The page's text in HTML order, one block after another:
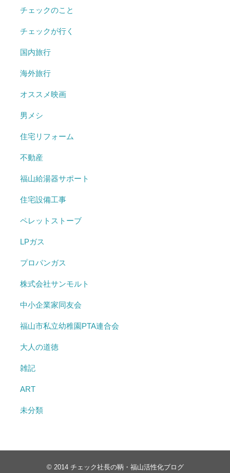
チェックのこと
チェックが行く
国内旅行
海外旅行
オススメ映画
男メシ
住宅リフォーム
不動産
福山給湯器サポート
住宅設備工事
ペレットストーブ
LPガス
プロパンガス
株式会社サンモルト
中小企業家同友会
福山市私立幼稚園PTA連合会
大人の道徳
雑記
ART
未分類
© 2014 チェック社長の鞆・福山活性化ブログ